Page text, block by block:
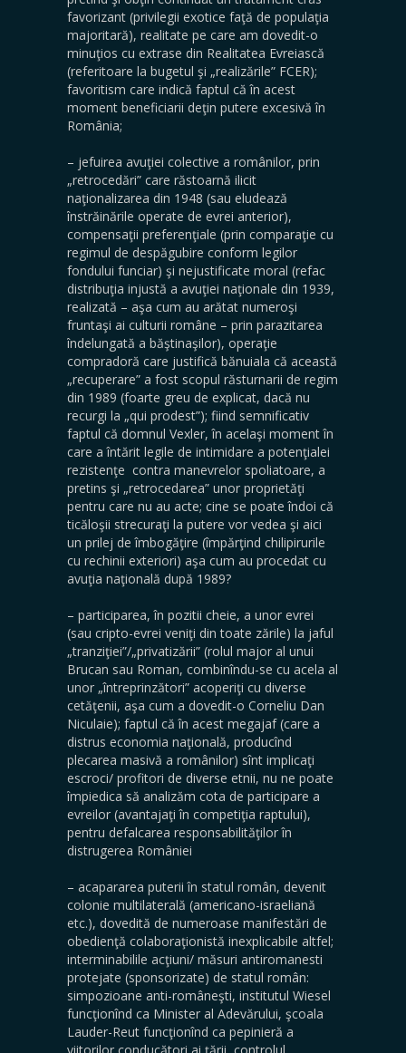
favorizant (privilegii exotice faţă de populaţia
majoritară), realitate pe care am dovedit-o
minuţios cu extrase din Realitatea Evreiască
(referitoare la bugetul şi „realizările” FCER);
favoritism care indică faptul că în acest
moment beneficiarii deţin putere excesivă în
România;
– jefuirea avuţiei colective a românilor, prin
„retrocedări” care răstoarnă ilicit
naţionalizarea din 1948 (sau eludează
înstrăinările operate de evrei anterior),
compensaţii preferenţiale (prin comparaţie cu
regimul de despăgubire conform legilor
fondului funciar) şi nejustificate moral (refac
distribuţia injustă a avuţiei naţionale din 1939,
realizată – aşa cum au arătat numeroşi
fruntaşi ai culturii române – prin parazitarea
îndelungată a băştinaşilor), operaţie
compradoră care justifică bănuiala că această
„recuperare” a fost scopul răsturnarii de regim
din 1989 (foarte greu de explicat, dacă nu
recurgi la „qui prodest”); fiind semnificativ
faptul că domnul Vexler, în acelaşi moment în
care a întărit legile de intimidare a potenţialei
rezistenţe contra manevrelor spoliatoare, a
pretins şi „retrocedarea” unor proprietăţi
pentru care nu au acte; cine se poate îndoi că
ticăloşii strecuraţi la putere vor vedea şi aici
un prilej de îmbogăţire (împărţind chilipirurile
cu rechinii exteriori) aşa cum au procedat cu
avuţia naţională după 1989?
– participarea, în pozitii cheie, a unor evrei
(sau cripto-evrei veniţi din toate zările) la jaful
„tranziţiei”/„privatizării” (rolul major al unui
Brucan sau Roman, combinîndu-se cu acela al
unor „întreprinzători” acoperiţi cu diverse
cetăţenii, aşa cum a dovedit-o Corneliu Dan
Niculaie); faptul că în acest megajaf (care a
distrus economia naţională, producînd
plecarea masivă a românilor) sînt implicaţi
escroci/ profitori de diverse etnii, nu ne poate
împiedica să analizăm cota de participare a
evreilor (avantajaţi în competiţia raptului),
pentru defalcarea responsabilităţilor în
distrugerea României
– acapararea puterii în statul român, devenit
colonie multilaterală (americano-israeliană
etc.), dovedită de numeroase manifestări de
obedienţă colaboraţionistă inexplicabile altfel;
interminabilile acţiuni/ măsuri antiromanesti
protejate (sponsorizate) de statul român:
simpozioane anti-româneşti, institutul Wiesel
funcţionînd ca Minister al Adevărului, şcoala
Lauder-Reut funcţionînd ca pepinieră a
viitorilor conducători ai ţării, controlul